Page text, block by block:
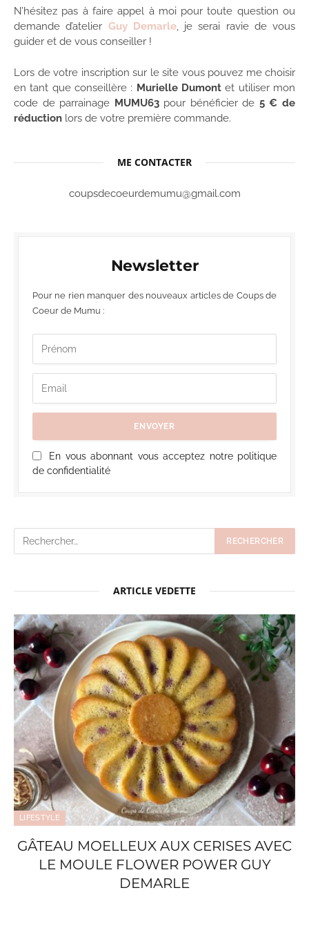
N’hésitez pas à faire appel à moi pour toute question ou
demande d’atelier Guy Demarle, je serai ravie de vous
guider et de vous conseiller !
Lors de votre inscription sur le site vous pouvez me choisir
en tant que conseillère : Murielle Dumont et utiliser mon
code de parrainage MUMU63pour bénéficier de 5 € de
réduction lors de votre première commande.
ME CONTACTER
coupsdecoeurdemumu@gmail.com
Newsletter
Pour ne rien manquer des nouveaux articles de Coups de
Coeur de Mumu :
En vous abonnant vous acceptez notre politique
de confidentialité
ARTICLE VEDETTE
LIFESTYLE
GÂTEAU MOELLEUX AUX CERISES AVEC
LE MOULE FLOWER POWER GUY
DEMARLE